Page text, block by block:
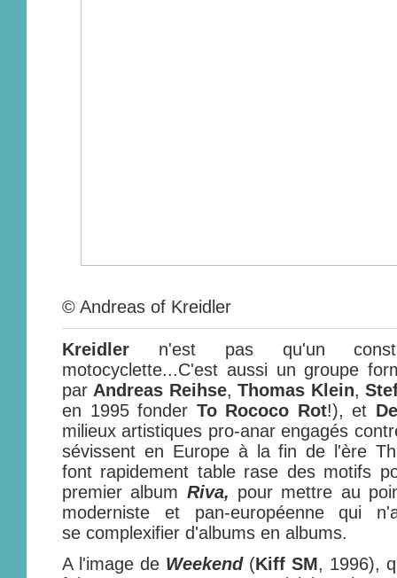
© Andreas of Kreidler
Kreidler n'est pas qu'un
motocyclette...C'est aussi un groupe
par Andreas Reihse,Thomas Klein,
en 1995 fonder To Rococo Rot!), et
milieux artistiques pro-anar engagés
sévissent en Europe à la fin de l'ère
font rapidement table rase des motifs
premier album Riva, pour mettre au
moderniste et pan-européenne qui
se complexifier d'albums en albums.
A l'image de Weekend (Kiff SM, 1996),